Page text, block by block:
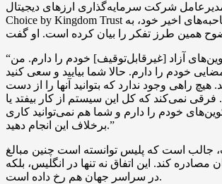
شرکت سرمایه‌گذاری ارزهای دیجیتال
Choice by Kingdom Trust در یکی از مصاحبه‌های اخیر خود، به
“من شخصاً بیت کوین‌های آزاد [غیرقابل‌توقیف] خودم را دارم. من
خودم را دارم. حالا شما بیایید و سعی کنید
هیچ راهی وجود ندارد که بتوانید آنها را از دست
فرقی نمی‌کند که کل این سیستم از کار بیفتد یا
خودم را دارم و شما هم نمی‌توانید کاری
برخلاف این انجام دهید.”
جالب است که پلیس توانسته است چنین مبالغ
مصادره کند. این اتفاق نه تنها در انگلیس، بلکه
در سراسر جهان هم رخ داده است.